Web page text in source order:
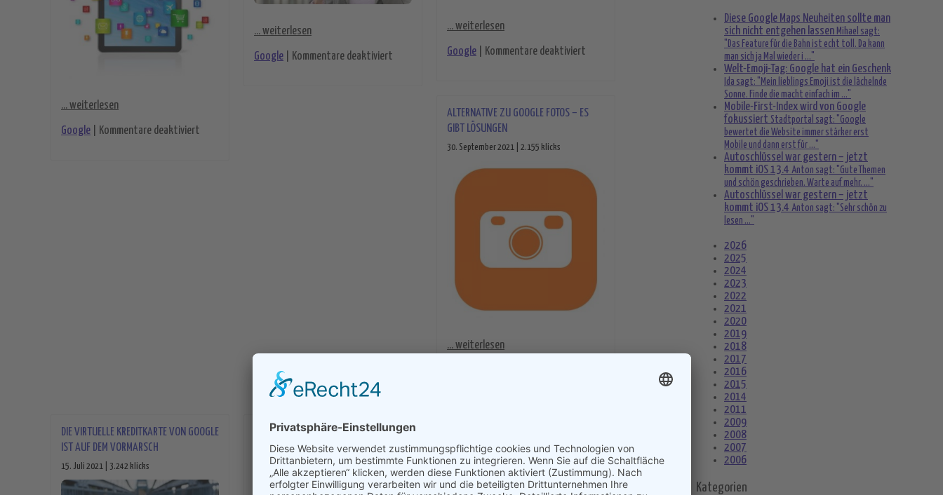
... weiterlesen
Google Kommentare deaktiviert für Einige Google-Dienste sind dem Tode geweiht – 2022 hält einige Überraschungen bereit
... weiterlesen
Google Kommentare deaktiviert für Neuigkeiten zum Google Pixel 6a – es gibt erste Vermutungen
... weiterlesen
Google Kommentare deaktiviert für Neues Design für den Google Play Store – darauf können sich Nutzer freuen
ALTERNATIVE ZU GOOGLE FOTOS – ES
GIBT LÖSUNGEN
30. September 2021 | 2.155 klicks
... weiterlesen
für Alternative zu Google Fotos – es gibt Lösungen
DIE VIRTUELLE KREDITKARTE VON GOOGLE
IST AUF DEM VORMARSCH
15. Juli 2021 | 3.242 klicks
MEHR INFORMATIONEN ZUM NEUEN
GOOGLE PIXEL 6
9. Juli 2021 | 3.075 klicks 21. Mai 2021 | 2.404 klicks
Diese Google Maps Neuheiten sollte man
sich nicht entgehen lassen Mihael sagt:
"Das Feature für die Bahn ist echt toll. Da kann
man sich ja Mal wieder i ..."
Welt-Emoji-Tag: Google hat ein Geschenk
Ida sagt: "Mein lieblings Emoji ist die lächelnde
Sonne. Finde die macht einfach im ..."
Mobile-First-Index wird von Google
fokussiert Stadtportal sagt: "Google
bewertet die Website immer stärker erst
Mobile und dann erst für ..."
Autoschlüssel war gestern – jetzt
kommt iOS 13.4 Anton sagt: "Gute Themen
und schön geschrieben. Warte auf mehr. ..."
Autoschlüssel war gestern – jetzt
kommt iOS 13.4 Anton sagt: "Sehr schön zu
lesen ..."
2026
2025
2024
2023
2022
2021
2020
2019
2018
2017
2016
2015
2014
2011
2009
2008
2007
2006
Kategorien